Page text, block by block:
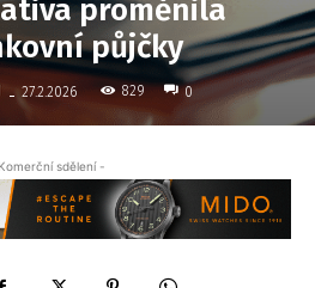
proměnila
půjčky
- 27.2.2026 829 0
sdělení -